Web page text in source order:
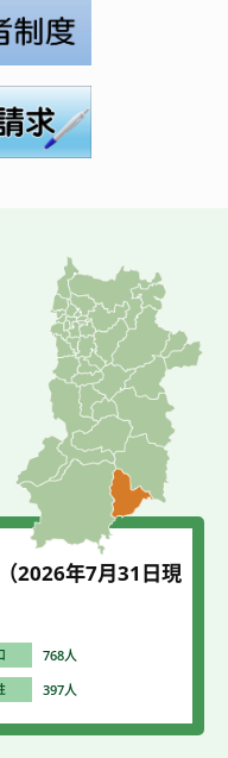
（2026年7月31 日現
768人
397人